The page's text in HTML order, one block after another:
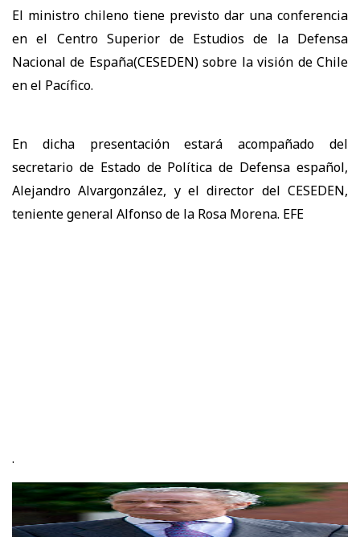
El ministro chileno tiene previsto dar una conferencia
en el Centro Superior de Estudios de la Defensa
Nacional de España(CESEDEN) sobre la visión de Chile
en el Pacífico.
En dicha presentación estará acompañado del
secretario de Estado de Política de Defensa español,
Alejandro Alvargonzález, y el director del CESEDEN,
teniente general Alfonso de la Rosa Morena. EFE
.